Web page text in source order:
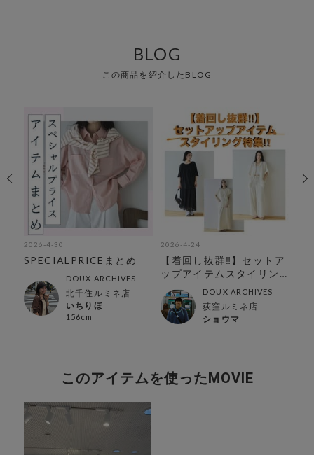
BLOG
この商品を紹介したBLOG
2026-4-30
SPECIALPRICEまとめ
DOUX ARCHIVES
北千住ルミネ店
いちりほ
156cm
2026-4-24
【着回し抜群‼︎】セットア
ップアイテムスタイリン
DOUX ARCHIVES
荻窪ルミネ店
ショウマ
このアイテムを使ったMOVIE